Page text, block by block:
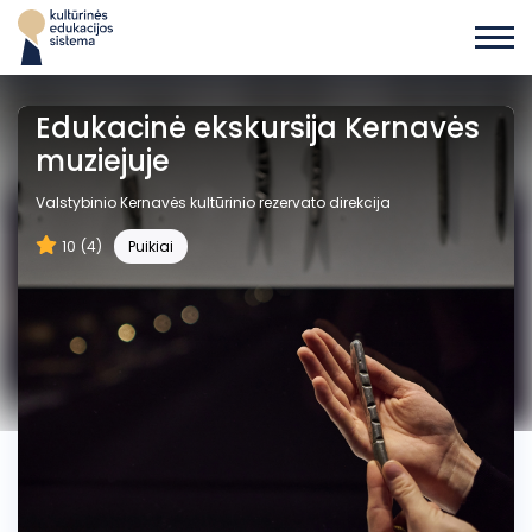
Edukacinė ekskursija Kernavės
muziejuje
Valstybinio Kernavės kultūrinio rezervato direkcija
10 (4) Puikiai